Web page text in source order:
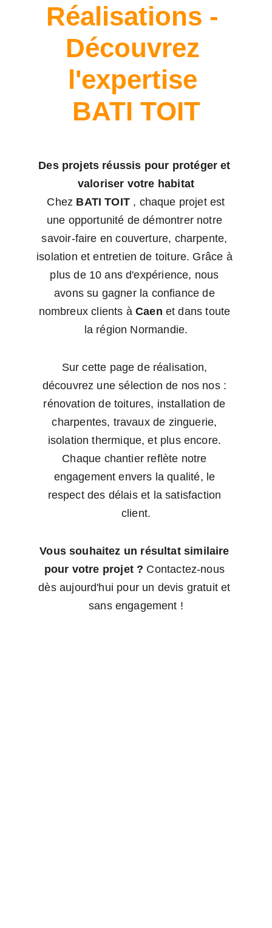
Réalisations -
Découvrez
l'expertise
BATI TOIT
Des projets réussis pour protéger et
valoriser votre habitat
Chez BATI TOIT , chaque projet est
une opportunité de démontrer notre
savoir-faire en couverture, charpente,
isolation et entretien de toiture. Grâce à
plus de 10 ans d'expérience, nous
avons su gagner la confiance de
nombreux clients à Caen et dans toute
la région Normandie.
Sur cette page de réalisation,
découvrez une sélection de nos nos :
rénovation de toitures, installation de
charpentes, travaux de zinguerie,
isolation thermique, et plus encore.
Chaque chantier reflète notre
engagement envers la qualité, le
respect des délais et la satisfaction
client.
Vous souhaitez un résultat similaire
pour votre projet ? Contactez-nous
dès aujourd'hui pour un devis gratuit et
sans engagement !